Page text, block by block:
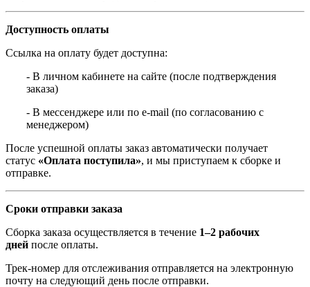
Доступность оплаты
Ссылка на оплату будет доступна:
- В личном кабинете на сайте (после подтверждения
заказа)
- В мессенджере или по e-mail (по согласованию с
менеджером)
После успешной оплаты заказ автоматически получает
статус «Оплата поступила», и мы приступаем к сборке и
отправке.
Сроки отправки заказа
Сборка заказа осуществляется в течение 1–2 рабочих
дней после оплаты.
Трек-номер для отслеживания отправляется на электронную
почту на следующий день после отправки.